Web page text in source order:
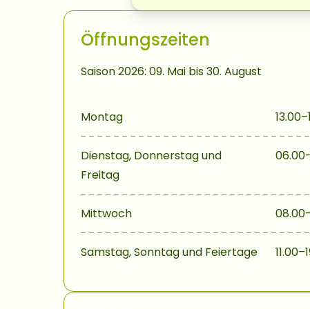
Öffnungszeiten
Saison 2026: 09. Mai bis 30. August
Montag
Dienstag, Donnerstag und
Freitag
Mittwoch
Samstag, Sonntag und Feiertage